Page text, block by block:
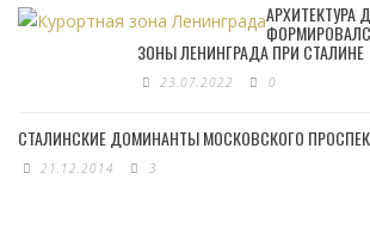
АРХИТЕКТУРА
ЗОНЫ ЛЕНИНГРАДА ПРИ СТАЛИНЕ
23.07.2022 0
СТАЛИНСКИЕ ДОМИНАНТЫ МОСКОВСКОГО
21.12.2014 3